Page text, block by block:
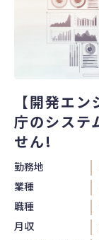
【開発エ
庁のシステ
せん!
勤務地
業種
職種
月収